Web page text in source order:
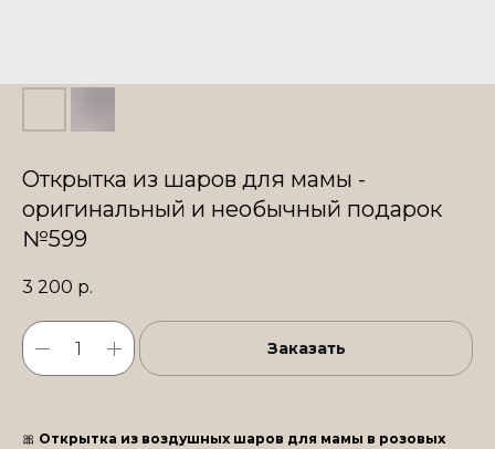
Открытка из шаров для мамы -
оригинальный и необычный подарок
№599
3 200 р.
Заказать
🎀 Открытка из воздушных шаров для мамы в розовых